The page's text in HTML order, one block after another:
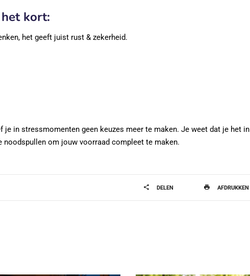
kort:
het geeft juist rust & zekerheid.
in stressmomenten geen keuzes meer te maken. Je weet dat je het in
noodspullen om jouw voorraad compleet te maken.
DELEN AFDRUKKEN